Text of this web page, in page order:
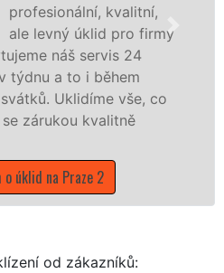
nabízíme pro
státní podniky,
hlavním městě
od zákazníků: